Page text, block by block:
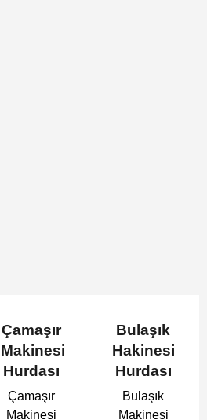
Çamaşır
Makinesi
Hurdası
Çamaşır
Makinesi
Bulaşık
Hakinesi
Hurdası
Bulaşık
Makinesi